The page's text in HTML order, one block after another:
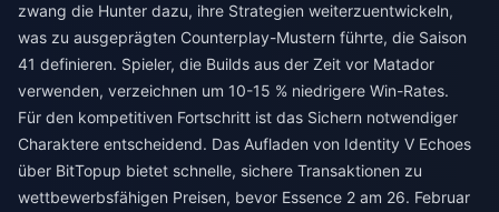
zwang die Hunter dazu, ihre Strategien weiterzuentwickeln,
was zu ausgeprägten Counterplay-Mustern führte, die Saison
41 definieren. Spieler, die Builds aus der Zeit vor Matador
verwenden, verzeichnen um 10-15 % niedrigere Win-Rates.
Für den kompetitiven Fortschritt ist das Sichern notwendiger
Charaktere entscheidend. Das Aufladen von Identity V Echoes
über BitTopup bietet schnelle, sichere Transaktionen zu
wettbewerbsfähigen Preisen, bevor Essence 2 am 26. Februar